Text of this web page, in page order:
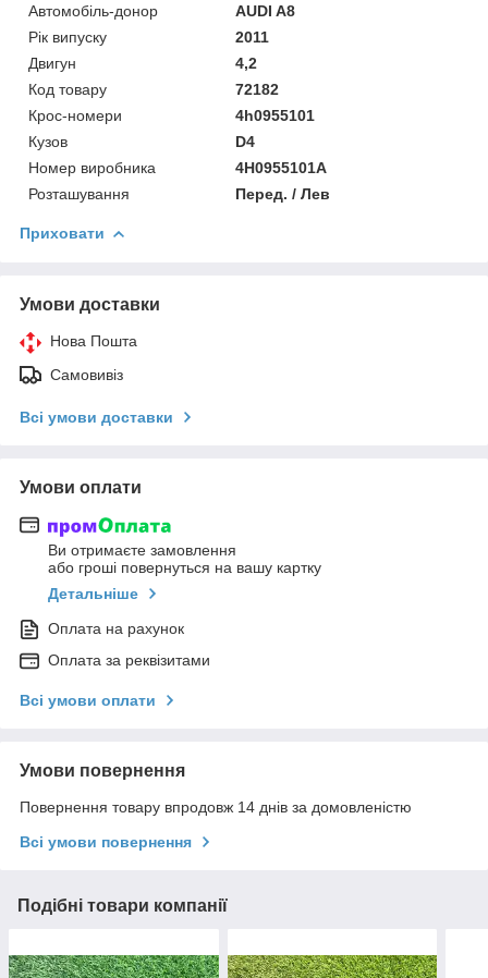
Автомобіль-донор
AUDI A8
Рік випуску
2011
Двигун
4,2
Код товару
72182
Крос-номери
4h0955101
Кузов
D4
Номер виробника
4H0955101A
Розташування
Перед. / Лев
Приховати
Умови доставки
Нова Пошта
Самовивіз
Всі умови доставки
Умови оплати
Ви отримаєте замовлення
або гроші повернуться на вашу картку
Детальніше
Оплата на рахунок
Оплата за реквізитами
Всі умови оплати
Умови повернення
Повернення товару впродовж 14 днів за домовленістю
Всі умови повернення
Подібні товари компанії